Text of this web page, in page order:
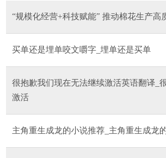
“规模化经营+科技赋能” 推动棉花生产高
买单还是埋单咬文嚼字_埋单还是买单
很抱歉我们现在无法继续激活英语翻译_
激活
主角重生成龙的小说推荐_主角重生成龙